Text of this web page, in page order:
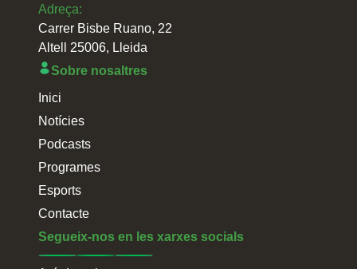
Adreça:
Carrer Bisbe Ruano, 22
Altell 25006, Lleida
Sobre nosaltres
Inici
Notícies
Podcasts
Programes
Esports
Contacte
Segueix-nos en les xarxes socials